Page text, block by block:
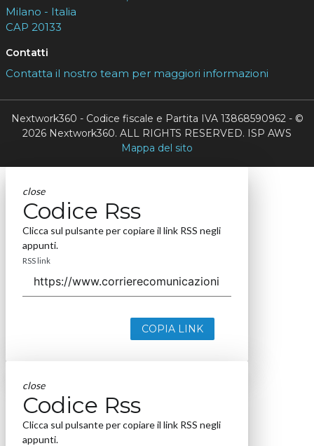
Milano - Italia
CAP 20133
Contatti
Contatta il nostro team per maggiori informazioni
Nextwork360 - Codice fiscale e Partita IVA 13868590962 - ©
2026 Nextwork360. ALL RIGHTS RESERVED. ISP AWS
Mappa del sito
close
Codice Rss
Clicca sul pulsante per copiare il link RSS negli
appunti.
RSS link
COPIA LINK
close
Codice Rss
Clicca sul pulsante per copiare il link RSS negli
appunti.